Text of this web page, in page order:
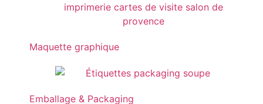
Maquette graphique
Emballage & Packaging